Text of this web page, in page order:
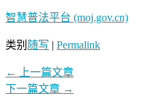
智慧普法平台 (moj.gov.cn)
类别 随写 | Permalink
←
上一篇文章
下一篇文章 →